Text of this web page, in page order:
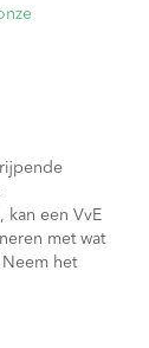
kan een VvE
met wat
het